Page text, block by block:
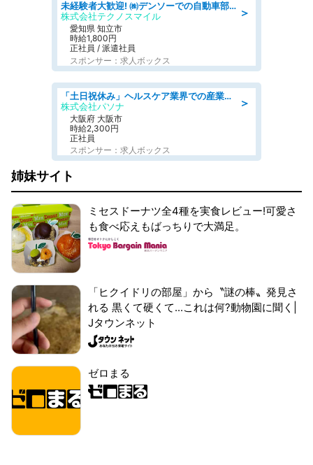
＞
未経験者大歓迎! ㈱デンソーでの自動車部品の組立作業 denso aichi
株式会社テクノスマイル
愛知県 知立市
時給1,800円
正社員 / 派遣社員
スポンサー：求人ボックス
＞
「土日祝休み」ヘルスケア業界での産業保健師業務/看護師/高時給/要資格:正看護師
株式会社パソナ
大阪府 大阪市
時給2,300円
正社員
スポンサー：求人ボックス
姉妹サイト
ミセスドーナツ全4種を実食レビュー!可愛さ
も食べ応えもばっちりで大満足。
「ヒクイドリの部屋」から〝謎の棒〟発見さ
れる 黒くて硬くて...これは何?動物園に聞く|
Jタウンネット
ゼロまる